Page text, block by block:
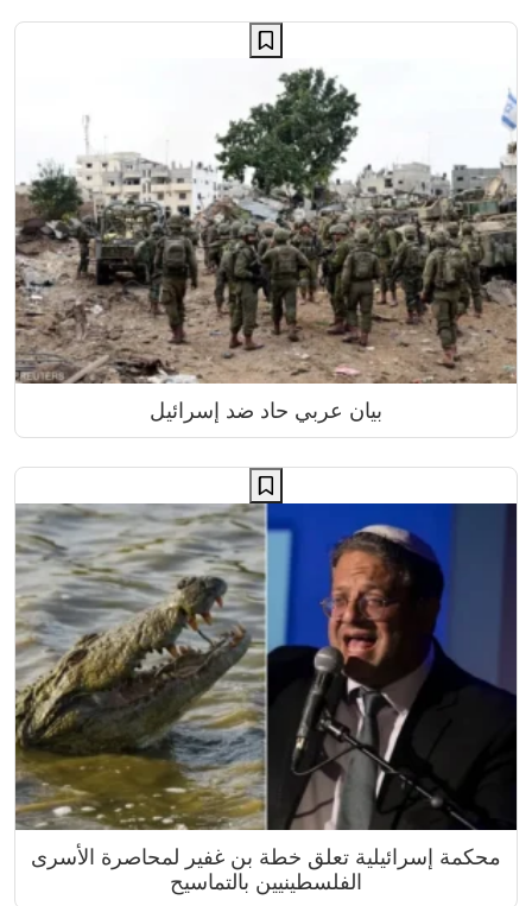
بيان عربي حاد ضد إسرائيل
محكمة إسرائيلية تعلق خطة بن غفير لمحاصرة الأسرى
الفلسطينيين بالتماسيح